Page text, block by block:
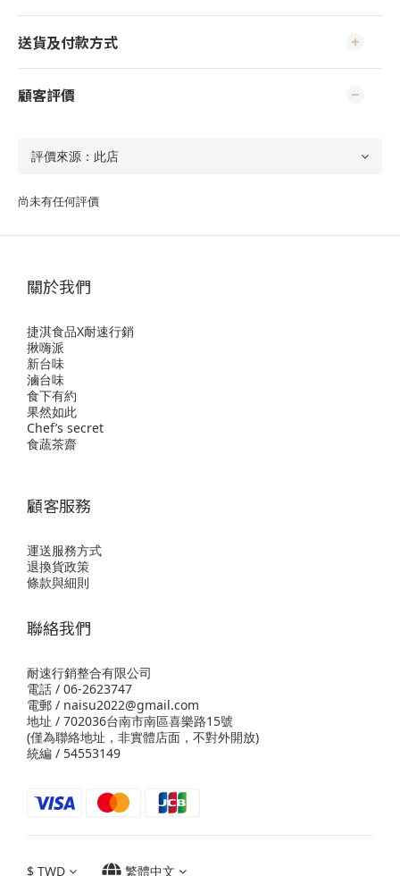
送貨及付款方式
顧客評價
尚未有任何評價
關於我們
捷淇食品X耐速行銷
揪嗨派
新台味
滷台味
食下有約
果然如此
Chef’s secret
食蔬茶齋
顧客服務
運送服務方式
退換貨政策
條款與細則
聯絡我們
耐速行銷整合有限公司
電話 / 06-2623747
電郵 / naisu2022@gmail.com
地址 / 702036台南市南區喜樂路15號
(僅為聯絡地址，非實體店面，不對外開放)
統編 / 54553149
$ TWD 繁體中文